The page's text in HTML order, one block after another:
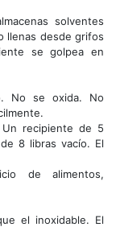
solventes
llenas desde grifos
se golpea en
No se oxida. No
recipiente de 5
8 libras vacío. El
de alimentos,
el inoxidable. El